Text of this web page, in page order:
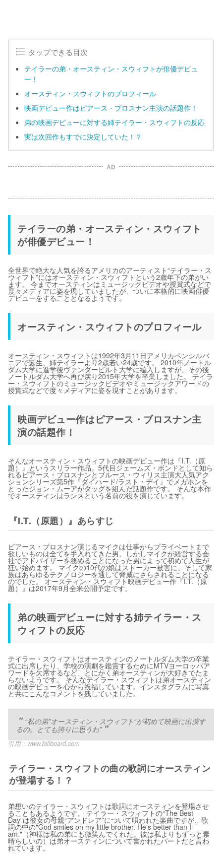
タップできる目次
テイラーの弟・オースティン・スウィフトが俳優デビュ
ー！
オースティン・スウィフトのプロフィール
映画デビュー作はピアース・ブロスナン主演の話題作！
弟の映画デビューに対する姉テイラー・スウィフトの反応
実は次回作もすでに決定していた！？
AD
テイラーの弟・オースティン・スウィフト
が俳優デビュー！
全世界で絶大な人気を誇るアメリカのアーティスト“テイラー・ス
ウィフト”にはオースティン・スウィフトという2歳年下の弟がい
ます。 今までオースティンはミュージックビデオや授賞式などで
度々メディアに姿を現していましたが、ついに本格的に映画俳優
デビューをすることとなるようです。
オースティン・スウィフトのプロフィール
オースティン・スウィフトは1992年3月11日アメリカペンシルバ
ニアで誕生、姉テイラーより2歳若い24歳です。 2010年ノートル
ダム大学に進学後ヴァンダービルト大学に編入しますが、その後
ノートルダム大学へ再び戻り2015年大学を卒業しました。 テイラ
ー・スウィフトのミュージックビデオやミュージックアワードの
授賞式などで度々メディアに姿を現すことがあります。
映画デビュー作はピアース・ブロスナン主
演の話題作！
そんなオースティン・スウィフトの映画デビュー作は『I.T.（原
題）』というスリラー作品。5代目ジェームズ・ボンドとして知ら
れるピアース・ブロスナンとブルース・ウィリス主演大人気アク
ションシリーズ第5作『ダイハード/ラスト・デイ』でメガホンを
とったジョン・ムーアがタッグを組んだ話題作です。 そんな本作
でオースティンはランスという名前の役を演じています。
『I.T.（原題）』あらすじ
ピアース・ブロスナン演じるマイクは仕事からプライベートまで
欲しいものは全てを手入れてきた男。しかしマイクが経営する会
社でアドバイザーを務めることになった男によって初めて人生が
狂い始めます。 マイクの10代の娘はストーカー被害に、そして家
族はあらゆるテクノロジーを通して脅威にさらされることになる
のでした。 オースティン・スウィフト映画デビュー作『I.T.（原
題）』は2017年9月全米公開予定です。
弟の映画デビューに対する姉テイラー・ス
ウィフトの反応
テイラー・スウィフトはオースティンのノートルダム大学の卒業
式に出席したり、学校の演劇を鑑賞するためにMTVヨーロッパア
ワードを欠席するなど、とにかく弟オースティンが大好きでたま
らないようです。 そんなテイラー・スウィフトは弟オースティン
の映画デビューを心から祝福しています。インスタグラムに写真
と共にこんなコメントを残していました。
“私の弟”オースティン・スウィフト“が初めて映画に出演す
るの。とても誇りに思うわ”
引用：www.billboard.com
テイラー・スウィフトの曲の歌詞にオースティン
が登場する！？
弟想いのテイラー・スウィフトは歌詞にオースティンを登場させ
ることもあるようです。 テイラー・スウィフトの“The Best
Day”は彼女の母親“アンドレア”について唄われた楽曲ですが、歌
詞の中の"God smiles on my little brother. He's better than I
am."（神様は私の弟にも微笑んでくれた。彼は私よりもずっと素
晴らしいの）は弟オースティンについて書かれたパートだと言わ
れています。